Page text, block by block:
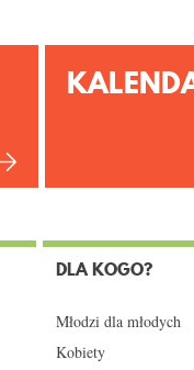
DLA KOGO?
Młodzi dla młodych
Kobiety